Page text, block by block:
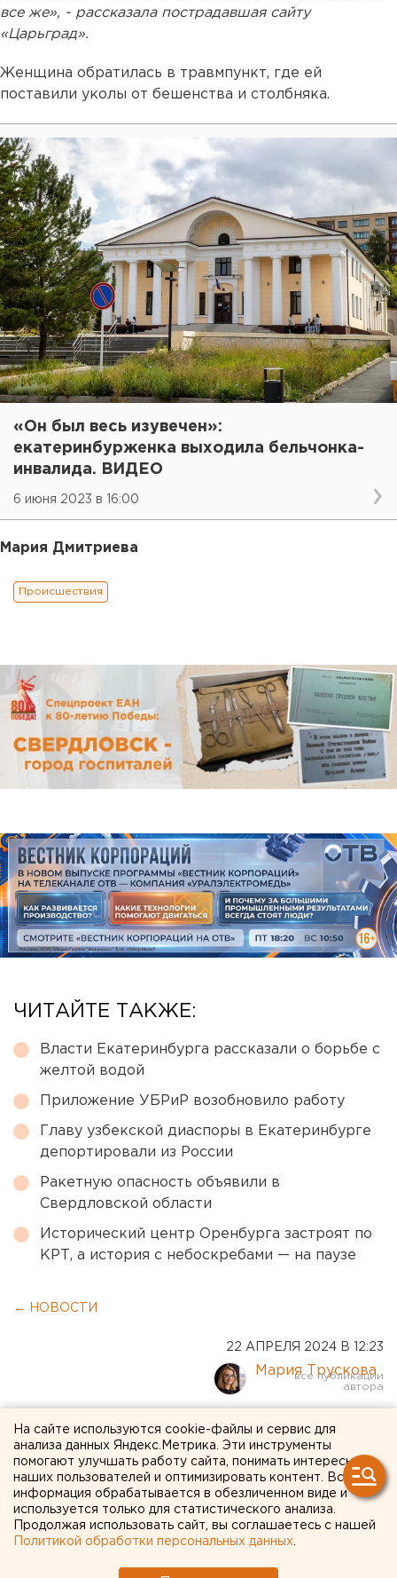
все же», - рассказала пострадавшая сайту
«Царьград».
Женщина обратилась в травмпункт, где ей
поставили уколы от бешенства и столбняка.
«Он был весь изувечен»:
екатеринбурженка выходила бельчонка-
инвалида. ВИДЕО
6 июня 2023 в 16:00
Мария Дмитриева
Происшествия
ЧИТАЙТЕ ТАКЖЕ:
Власти Екатеринбурга рассказали о борьбе с
желтой водой
Приложение УБРиР возобновило работу
Главу узбекской диаспоры в Екатеринбурге
депортировали из России
Ракетную опасность объявили в
Свердловской области
Исторический центр Оренбурга застроят по
КРТ, а история с небоскребами — на паузе
← НОВОСТИ
22 АПРЕЛЯ 2024 В 12:23
Мария Трускова
УБРиР раскроет
предпринимателям, как
повысить доходность
сезонного бизнеса
На сайте используются cookie-файлы и сервис для
анализа данных Яндекс.Метрика. Эти инструменты
помогают улучшать работу сайта, понимать интересы
наших пользователей и оптимизировать контент. Вся
информация обрабатывается в обезличенном виде и
используется только для статистического анализа.
Продолжая использовать сайт, вы соглашаетесь с нашей
Политикой обработки персональных данных